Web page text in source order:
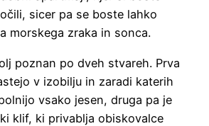
sicer pa se boste lahko
morskega zraka in sonca.
poznan po dveh stvareh. Prva
v izobilju in zaradi katerih
vsako jesen, druga pa je
klif, ki privablja obiskovalce